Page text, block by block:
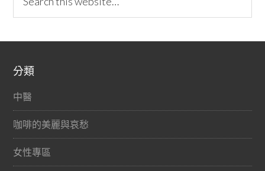
分類
中醫
咖啡的美麗與哀愁
女性專區